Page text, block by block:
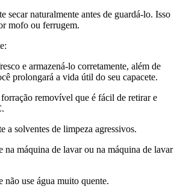
secar naturalmente antes de guardá-lo. Isso
mofo ou ferrugem.
e armazená-lo corretamente, além de
prolongará a vida útil do seu capacete.
forração removível que é fácil de retirar e
a solventes de limpeza agressivos.
na máquina de lavar ou na máquina de lavar
não use água muito quente.